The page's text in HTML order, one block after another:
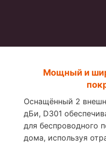
Мощный и
Оснащённый 2
дБи, D301
для беспроводного
дома, используя